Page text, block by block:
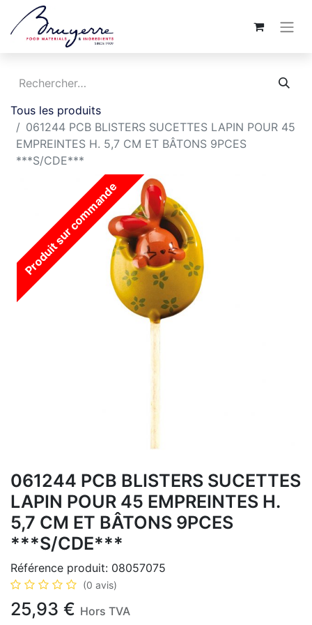
Tous les produits
061244 PCB BLISTERS SUCETTES LAPIN POUR 45
EMPREINTES H. 5,7 CM ET BÂTONS 9PCES
***S/CDE***
Produit sur commande
061244 PCB BLISTERS SUCETTES
LAPIN POUR 45 EMPREINTES H.
5,7 CM ET BÂTONS 9PCES
***S/CDE***
Référence produit: 08057075
(0 avis)
25,93 € Hors TVA